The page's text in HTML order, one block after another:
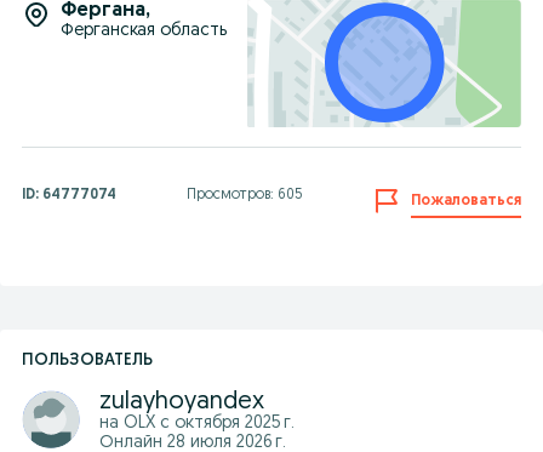
Фергана,
Ферганская область
ID: 64777074 Просмотров: 605 Пожаловаться
ПОЛЬЗОВАТЕЛЬ
zulayhoyandex
на OLX с октября 2025 г.
Онлайн 28 июля 2026 г.